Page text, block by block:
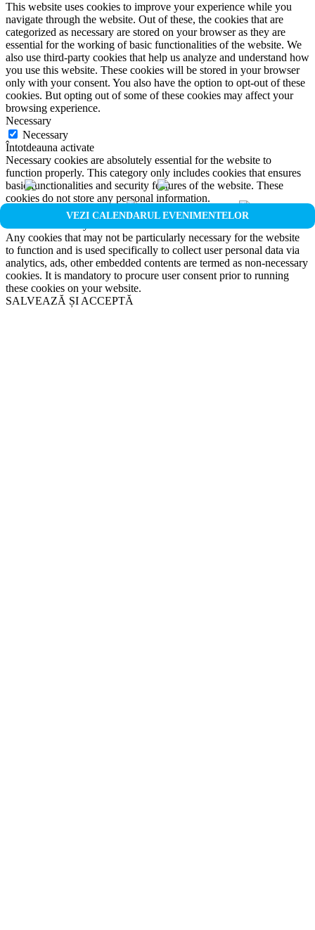
VEZI CALENDARUL EVENIMENTELOR
This website uses cookies to improve your experience while you
navigate through the website. Out of these, the cookies that are
categorized as necessary are stored on your browser as they are
essential for the working of basic functionalities of the website. We
also use third-party cookies that help us analyze and understand how
you use this website. These cookies will be stored in your browser
only with your consent. You also have the option to opt-out of these
cookies. But opting out of some of these cookies may affect your
browsing experience.
Necessary
Necessary
Întotdeauna activate
Necessary cookies are absolutely essential for the website to
function properly. This category only includes cookies that ensures
basic functionalities and security features of the website. These
cookies do not store any personal information.
Non-necessary
Any cookies that may not be particularly necessary for the website
to function and is used specifically to collect user personal data via
analytics, ads, other embedded contents are termed as non-necessary
cookies. It is mandatory to procure user consent prior to running
these cookies on your website.
SALVEAZĂ ȘI ACCEPTĂ